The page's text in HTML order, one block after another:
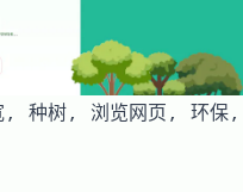
种树, 浏览网页, 环保,